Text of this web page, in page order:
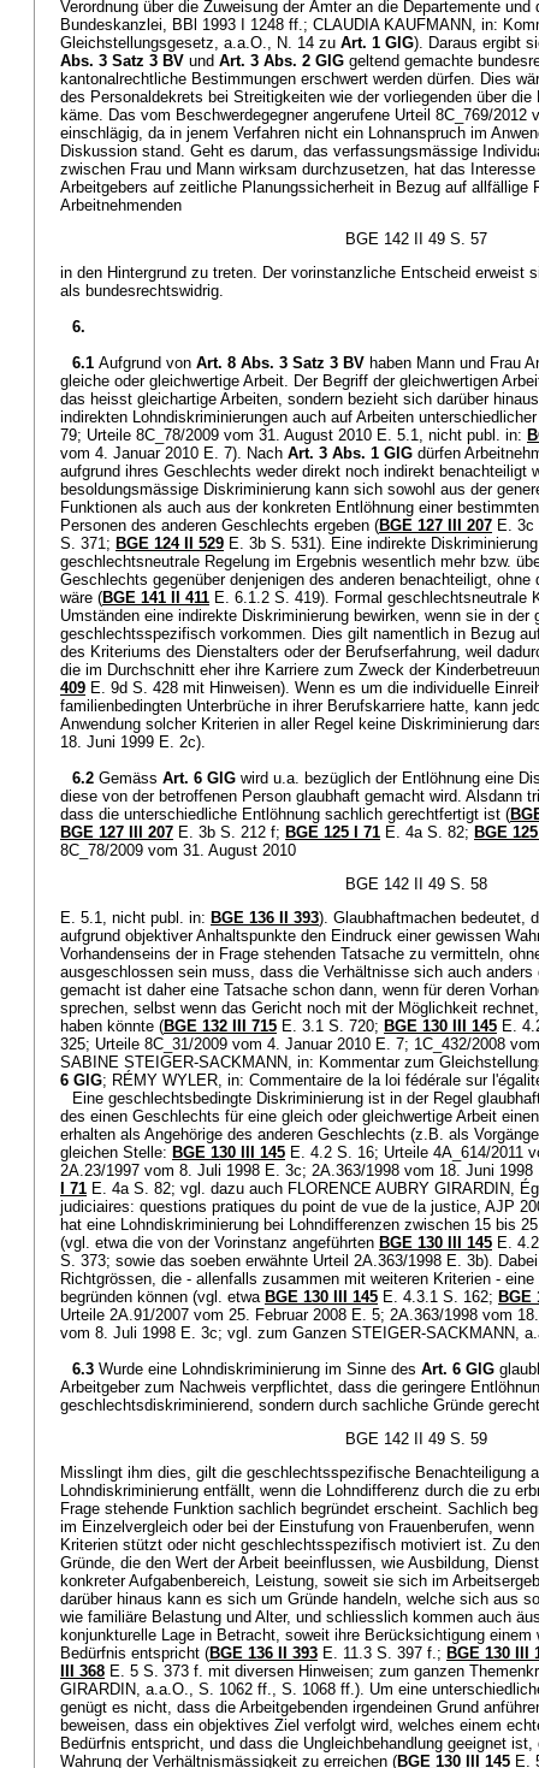
Verordnung über die Zuweisung der Ämter an die Departemente und
Bundeskanzlei, BBl 1993 I 1248 ff.; CLAUDIA KAUFMANN, in:
Gleichstellungsgesetz, a.a.O., N. 14 zu Art. 1 GlG). Daraus ergibt
Abs. 3 Satz 3 BV und Art. 3 Abs. 2 GlG geltend gemachte
kantonalrechtliche Bestimmungen erschwert werden dürfen. Dies
des Personaldekrets bei Streitigkeiten wie der vorliegenden über die
käme. Das vom Beschwerdegegner angerufene Urteil 8C_769/2012
einschlägig, da in jenem Verfahren nicht ein Lohnanspruch im
Diskussion stand. Geht es darum, das verfassungsmässige
zwischen Frau und Mann wirksam durchzusetzen, hat das
Arbeitgebers auf zeitliche Planungssicherheit in Bezug auf allfällige
Arbeitnehmenden
BGE 142 II 49 S. 57
in den Hintergrund zu treten. Der vorinstanzliche Entscheid erweist
als bundesrechtswidrig.
6.
6.1 Aufgrund von Art. 8 Abs. 3 Satz 3 BV haben Mann und Frau
gleiche oder gleichwertige Arbeit. Der Begriff der gleichwertigen
das heisst gleichartige Arbeiten, sondern bezieht sich darüber
indirekten Lohndiskriminierungen auch auf Arbeiten
79; Urteile 8C_78/2009 vom 31. August 2010 E. 5.1, nicht publ. in:
vom 4. Januar 2010 E. 7). Nach Art. 3 Abs. 1 GlG dürfen
aufgrund ihres Geschlechts weder direkt noch indirekt benachteiligt
besoldungsmässige Diskriminierung kann sich sowohl aus der
Funktionen als auch aus der konkreten Entlöhnung einer
Personen des anderen Geschlechts ergeben (BGE 127 III 207 E.
S. 371; BGE 124 II 529 E. 3b S. 531). Eine indirekte
geschlechtsneutrale Regelung im Ergebnis wesentlich mehr bzw.
Geschlechts gegenüber denjenigen des anderen benachteiligt,
wäre (BGE 141 II 411 E. 6.1.2 S. 419). Formal geschlechtsneutrale
Umständen eine indirekte Diskriminierung bewirken, wenn sie in der
geschlechtsspezifisch vorkommen. Dies gilt namentlich in Bezug
des Kriteriums des Dienstalters oder der Berufserfahrung, weil
die im Durchschnitt eher ihre Karriere zum Zweck der
409 E. 9d S. 428 mit Hinweisen). Wenn es um die individuelle
familienbedingten Unterbrüche in ihrer Berufskarriere hatte, kann
Anwendung solcher Kriterien in aller Regel keine Diskriminierung
18. Juni 1999 E. 2c).
6.2 Gemäss Art. 6 GlG wird u.a. bezüglich der Entlöhnung eine
diese von der betroffenen Person glaubhaft gemacht wird. Alsdann
dass die unterschiedliche Entlöhnung sachlich gerechtfertigt ist (
BGE 127 III 207 E. 3b S. 212 f; BGE 125 I 71 E. 4a S. 82; BGE
8C_78/2009 vom 31. August 2010
BGE 142 II 49 S. 58
E. 5.1, nicht publ. in: BGE 136 II 393). Glaubhaftmachen bedeutet,
aufgrund objektiver Anhaltspunkte den Eindruck einer gewissen
Vorhandenseins der in Frage stehenden Tatsache zu vermitteln,
ausgeschlossen sein muss, dass die Verhältnisse sich auch
gemacht ist daher eine Tatsache schon dann, wenn für deren
sprechen, selbst wenn das Gericht noch mit der Möglichkeit
haben könnte (BGE 132 III 715 E. 3.1 S. 720; BGE 130 III 145 E.
325; Urteile 8C_31/2009 vom 4. Januar 2010 E. 7; 1C_432/2008
SABINE STEIGER-SACKMANN, in: Kommentar zum
6 GlG; RÉMY WYLER, in: Commentaire de la loi fédérale sur
Eine geschlechtsbedingte Diskriminierung ist in der Regel
des einen Geschlechts für eine gleich oder gleichwertige Arbeit
erhalten als Angehörige des anderen Geschlechts (z.B. als
gleichen Stelle: BGE 130 III 145 E. 4.2 S. 16; Urteile 4A_614/2011
2A.23/1997 vom 8. Juli 1998 E. 3c; 2A.363/1998 vom 18. Juni
I 71 E. 4a S. 82; vgl. dazu auch FLORENCE AUBRY GIRARDIN,
judiciaires: questions pratiques du point de vue de la justice, AJP
hat eine Lohndiskriminierung bei Lohndifferenzen zwischen 15 bis
(vgl. etwa die von der Vorinstanz angeführten BGE 130 III 145 E.
S. 373; sowie das soeben erwähnte Urteil 2A.363/1998 E. 3b).
Richtgrössen, die - allenfalls zusammen mit weiteren Kriterien -
begründen können (vgl. etwa BGE 130 III 145 E. 4.3.1 S. 162; BGE
Urteile 2A.91/2007 vom 25. Februar 2008 E. 5; 2A.363/1998 vom
vom 8. Juli 1998 E. 3c; vgl. zum Ganzen STEIGER-SACKMANN,
6.3 Wurde eine Lohndiskriminierung im Sinne des Art. 6 GlG
Arbeitgeber zum Nachweis verpflichtet, dass die geringere
geschlechtsdiskriminierend, sondern durch sachliche Gründe
BGE 142 II 49 S. 59
Misslingt ihm dies, gilt die geschlechtsspezifische Benachteiligung
Lohndiskriminierung entfällt, wenn die Lohndifferenz durch die zu
Frage stehende Funktion sachlich begründet erscheint. Sachlich
im Einzelvergleich oder bei der Einstufung von Frauenberufen,
Kriterien stützt oder nicht geschlechtsspezifisch motiviert ist. Zu
Gründe, die den Wert der Arbeit beeinflussen, wie Ausbildung,
konkreter Aufgabenbereich, Leistung, soweit sie sich im
darüber hinaus kann es sich um Gründe handeln, welche sich aus
wie familiäre Belastung und Alter, und schliesslich kommen auch
konjunkturelle Lage in Betracht, soweit ihre Berücksichtigung einem
Bedürfnis entspricht (BGE 136 II 393 E. 11.3 S. 397 f.; BGE 130 III
III 368 E. 5 S. 373 f. mit diversen Hinweisen; zum ganzen
GIRARDIN, a.a.O., S. 1062 ff., S. 1068 ff.). Um eine
genügt es nicht, dass die Arbeitgebenden irgendeinen Grund
beweisen, dass ein objektives Ziel verfolgt wird, welches einem
Bedürfnis entspricht, und dass die Ungleichbehandlung geeignet
Wahrung der Verhältnismässigkeit zu erreichen (BGE 130 III 145 E.